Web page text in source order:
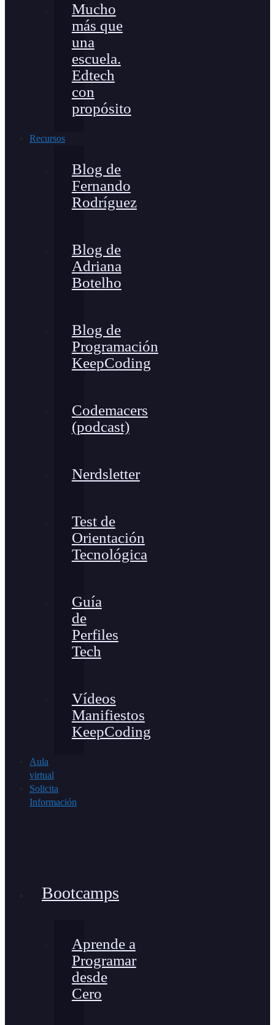
Mucho
más que
una
escuela.
Edtech
con
propósito
Recursos
Blog de
Fernando
Rodríguez
Blog de
Adriana
Botelho
Blog de
Programación
KeepCoding
Codemacers
(podcast)
Nerdsletter
Test de
Orientación
Tecnológica
Guía
de
Perfiles
Tech
Vídeos
Manifiestos
KeepCoding
Aula
virtual
Solicita
Información
Bootcamps
Aprende a
Programar
desde
Cero